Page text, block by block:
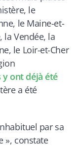
le
le Maine-et-
la Vendée, la
le Loir-et-Cher
y ont déjà été
a été
par sa
», constate